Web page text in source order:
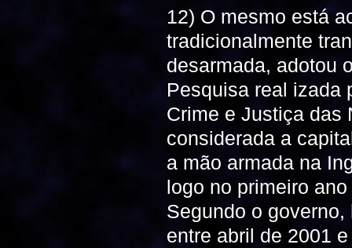
12) O mesmo está
tradicionalmente
desarmada, adotou
Pesquisa real izada
Crime e Justiça das
considerada a
a mão armada na
logo no primeiro
Segundo o
entre abril de 2001